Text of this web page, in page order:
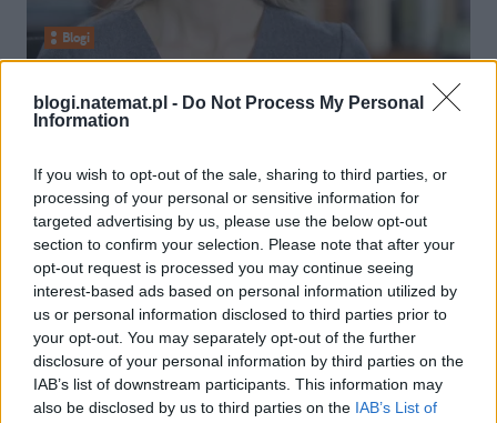
blogi.natemat.pl - Do Not Process My Personal
Information
If you wish to opt-out of the sale, sharing to third parties, or
processing of your personal or sensitive information for
targeted advertising by us, please use the below opt-out
section to confirm your selection. Please note that after your
opt-out request is processed you may continue seeing
interest-based ads based on personal information utilized by
us or personal information disclosed to third parties prior to
your opt-out. You may separately opt-out of the further
disclosure of your personal information by third parties on the
IAB’s list of downstream participants. This information may
also be disclosed by us to third parties on the IAB’s List of
Blogi
Jak zmienić prawo i dlaczego?